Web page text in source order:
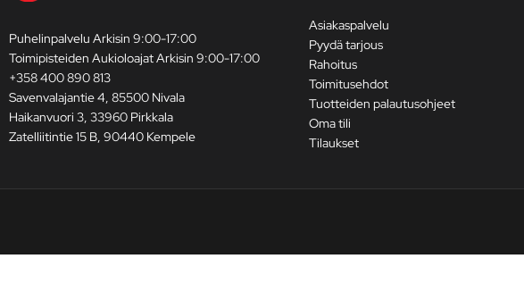
Puhelinpalvelu Arkisin 9:00-17:00
Toimipisteiden Aukioloajat Arkisin 9:00-17:00
+358 400 890 813
Savenvalajantie 4, 85500 Nivala
Haikanvuori 3, 33960 Pirkkala
Zatelliitintie 15 B, 90440 Kempele
Asiakaspalvelu
Pyydä tarjous
Rahoitus
Toimitusehdot
Tuotteiden palautusohjeet
Oma tili
Tilaukset